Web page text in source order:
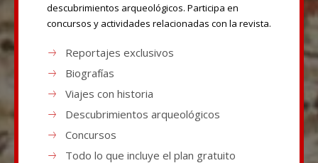
descubrimientos arqueológicos. Participa en
concursos y actividades relacionadas con la revista.
Reportajes exclusivos
Biografías
Viajes con historia
Descubrimientos arqueológicos
Concursos
Todo lo que incluye el plan gratuito